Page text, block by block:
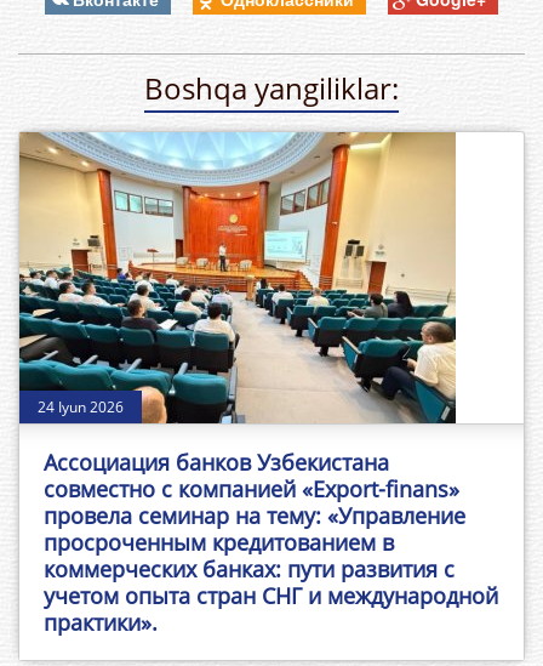
Boshqa yangiliklar:
24 Iyun 2026
Ассоциация банков Узбекистана
совместно с компанией «Export-finans»
провела семинар на тему: «Управление
просроченным кредитованием в
коммерческих банках: пути развития с
учетом опыта стран СНГ и международной
практики».